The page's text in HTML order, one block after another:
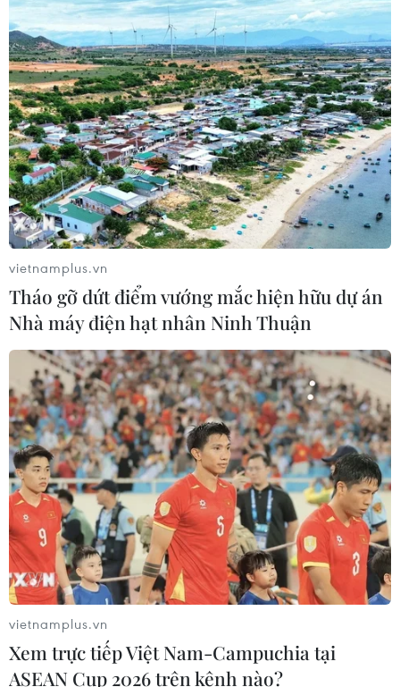
thẳng tại eo biển Hormuz hạ nhiệt
05/08/2026 00:53
Phố Wall lập kỷ lục mới nhờ đà tăng
của nhóm cổ phiếu AI
05/08/2026 00:37
Thế giới mất hơn 2,6 tỷ thùng dầu kể
từ khi xung đột Mỹ-Iran bùng phát
04/08/2026 23:56
Xem thêm
CƠ QUAN CHỦ QUẢN: THÔNG TẤN XÃ VIỆT NAM
Tổng Biên tập: TRẦN TIẾN DUẨN
Phó Tổng Biên tập: NGUYỄN THỊ TÁM, KHÚC THANH
THỦY
Sở hữu trí tuệ
Quy định sử dụng
vietnamplus.vn
Tháo gỡ dứt điểm vướng mắc hiện hữu dự án
Nhà máy điện hạt nhân Ninh Thuận
vietnamplus.vn
Xem trực tiếp Việt Nam-Campuchia tại
ASEAN Cup 2026 trên kênh nào?